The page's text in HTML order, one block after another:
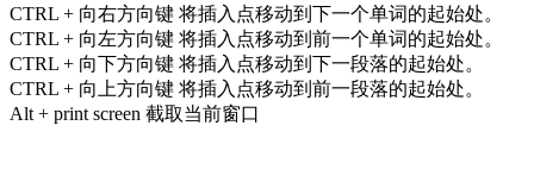
CTRL + 向右方向键 将插入点移动到下一个单词的起始处。
CTRL + 向左方向键 将插入点移动到前一个单词的起始处。
CTRL + 向下方向键 将插入点移动到下一段落的起始处。
CTRL + 向上方向键 将插入点移动到前一段落的起始处。
Alt + print screen 截取当前窗口